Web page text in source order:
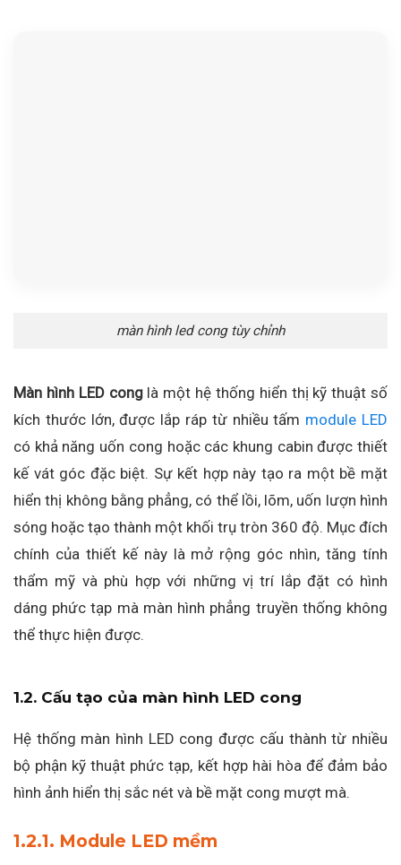
màn hình led cong tùy chỉnh
Màn hình LED conglà một hệ thống hiển thị kỹ thuật số
kích thước lớn, được lắp ráp từ nhiều tấm module LED
có khả năng uốn cong hoặc các khung cabin được thiết
kế vát góc đặc biệt. Sự kết hợp này tạo ra một bề mặt
hiển thị không bằng phẳng, có thể lồi, lõm, uốn lượn hình
sóng hoặc tạo thành một khối trụ tròn 360 độ. Mục đích
chính của thiết kế này là mở rộng góc nhìn, tăng tính
thẩm mỹ và phù hợp với những vị trí lắp đặt có hình
dáng phức tạp mà màn hình phẳng truyền thống không
thể thực hiện được.
1.2. Cấu tạo của màn hình LED cong
Hệ thống màn hình LED cong được cấu thành từ nhiều
bộ phận kỹ thuật phức tạp, kết hợp hài hòa để đảm bảo
hình ảnh hiển thị sắc nét và bề mặt cong mượt mà.
1.2.1. Module LED mềm